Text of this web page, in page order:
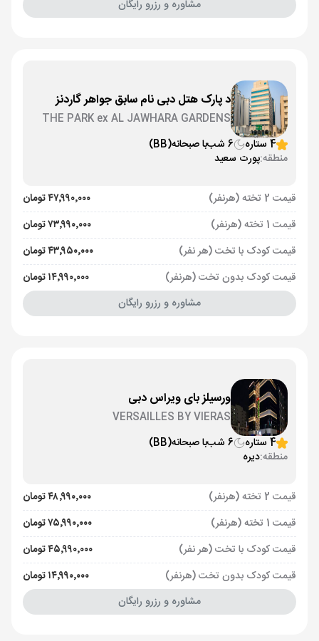
مشاوره و رزرو رایگان
د پارک هتل دبی نام سابق جواهر گاردنز
THE PARK ex AL JAWHARA GARDENS
4 ستاره
6 شب با صبحانه(BB)
منطقه:پورت سعید
قیمت 2 تخته (هرنفر)
۴۷٬۹۹۰٬۰۰۰ تومان
قیمت 1 تخته (هرنفر)
۷۳٬۹۹۰٬۰۰۰ تومان
قیمت کودک با تخت (هر نفر)
۴۳٬۹۵۰٬۰۰۰ تومان
قیمت کودک بدون تخت (هرنفر)
۱۴٬۹۹۰٬۰۰۰ تومان
مشاوره و رزرو رایگان
ورسیلز بای ویراس دبی
VERSAILLES BY VIERAS
4 ستاره
6 شب با صبحانه(BB)
منطقه:دیره
قیمت 2 تخته (هرنفر)
۴۸٬۹۹۰٬۰۰۰ تومان
قیمت 1 تخته (هرنفر)
۷۵٬۹۹۰٬۰۰۰ تومان
قیمت کودک با تخت (هر نفر)
۴۵٬۹۹۰٬۰۰۰ تومان
قیمت کودک بدون تخت (هرنفر)
۱۴٬۹۹۰٬۰۰۰ تومان
مشاوره و رزرو رایگان